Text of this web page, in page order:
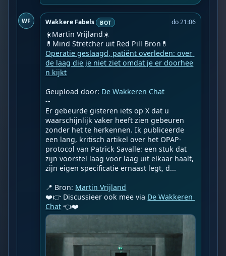
WF Wakkere Fabels BOT do 21:06
☀️Martin Vrijland☀️
Operatie geslaagd, patiënt overleden: over
de laag die je niet ziet omdat je er doorhee
n kijkt
Geupload door: De Wakkeren Chat
--
Er gebeurde gisteren iets op X dat u
waarschijnlijk vaker heeft zien gebeuren
zonder het te herkennen. Ik publiceerde
een lang, kritisch artikel over het OPAP-
protocol van Patrick Savalle: een stuk dat
zijn voorstel laag voor laag uit elkaar haalt,
zijn eigen specificatie ernaast legt, d...
📍 Bron: Martin Vrijland
❤️👉 Discussieer ook mee via De Wakkeren
Chat 👈❤️